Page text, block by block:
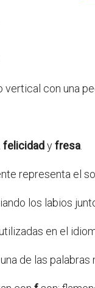
vertical con una
felicidadyfresa
representa el
los labios
en el
de las